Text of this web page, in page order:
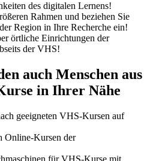
des digitalen Lernens!
Rahmen und beziehen Sie
Region in Ihre Recherche ein!
örtliche Einrichtungen der
der VHS!
auch Menschen aus
in Ihrer Nähe
geeigneten VHS-Kursen auf
Online-Kursen der